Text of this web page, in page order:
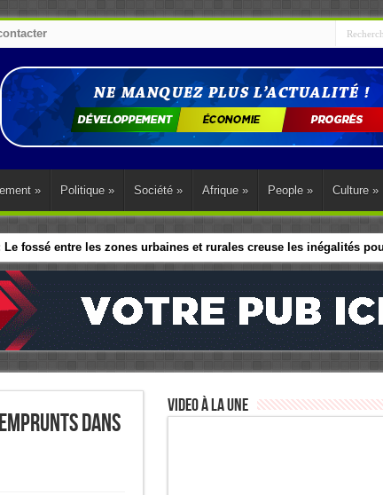
le monde.
» Politique » Société » Afrique » People » Culture »
fossé entre les zones urbaines et rurales creuse les inégalités
dans
Video à la Une